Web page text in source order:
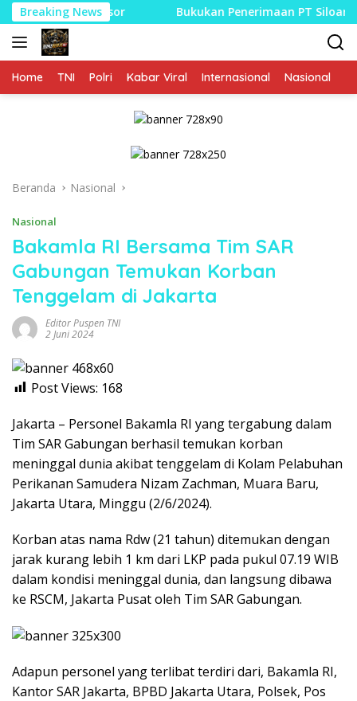
Langsung
ke
konten
Breaking News
Sesor Bukukan Penerimaan PT Siloam
Home TNI Polri Kabar Viral Internasional Nasional
Beranda Nasional
Nasional
Bakamla RI Bersama Tim SAR
Gabungan Temukan Korban
Tenggelam di Jakarta
Editor Puspen TNI
2 Juni 2024
Post Views: 168
Jakarta – Personel Bakamla RI yang tergabung dalam
Tim SAR Gabungan berhasil temukan korban
meninggal dunia akibat tenggelam di Kolam Pelabuhan
Perikanan Samudera Nizam Zachman, Muara Baru,
Jakarta Utara, Minggu (2/6/2024).
Korban atas nama Rdw (21 tahun) ditemukan dengan
jarak kurang lebih 1 km dari LKP pada pukul 07.19 WIB
dalam kondisi meninggal dunia, dan langsung dibawa
ke RSCM, Jakarta Pusat oleh Tim SAR Gabungan.
Adapun personel yang terlibat terdiri dari, Bakamla RI,
Kantor SAR Jakarta, BPBD Jakarta Utara, Polsek, Pos